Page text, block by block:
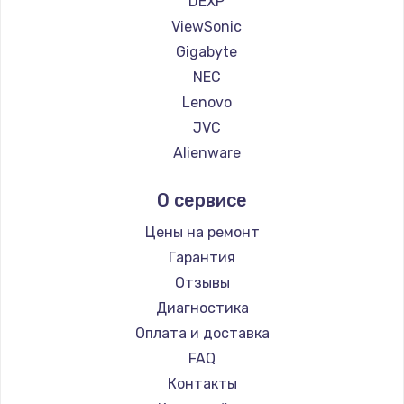
1260 руб.
Установка драйверов
725 руб.
Заказать
Заказать
Ремонт цепей питания
2500 руб.
Заказать
ViewSonic
Gigabyte
NEC
Lenovo
JVC
Alienware
Thunderobot
Hisense
АОС
Ardor
Machenike
iru
Titan Army
iFFALCON
О сервисе
Цены на ремонт
Гарантия
Отзывы
Диагностика
Оплата и доставка
FAQ
Контакты